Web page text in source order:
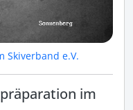
Skiverband e.V.
im